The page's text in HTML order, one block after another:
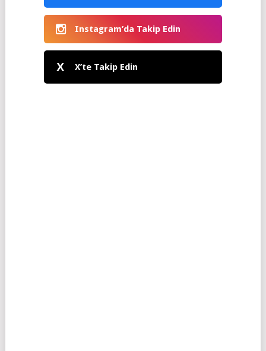
Instagram’da Takip Edin
X X’te Takip Edin